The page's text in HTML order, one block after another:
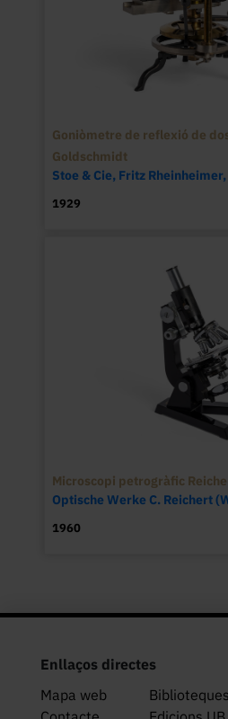
Goniòmetre de reflexió de
Goldschmidt
Stoe & Cie, Fritz
1929
Microscopi petrogràfic
Optische Werke C. Reichert
1960
Enllaços directes
Mapa web
Biblioteques